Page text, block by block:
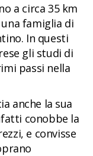
a circa 35 km
famiglia di
In questi
gli studi di
passi nella
anche la sua
conobbe la
e convisse